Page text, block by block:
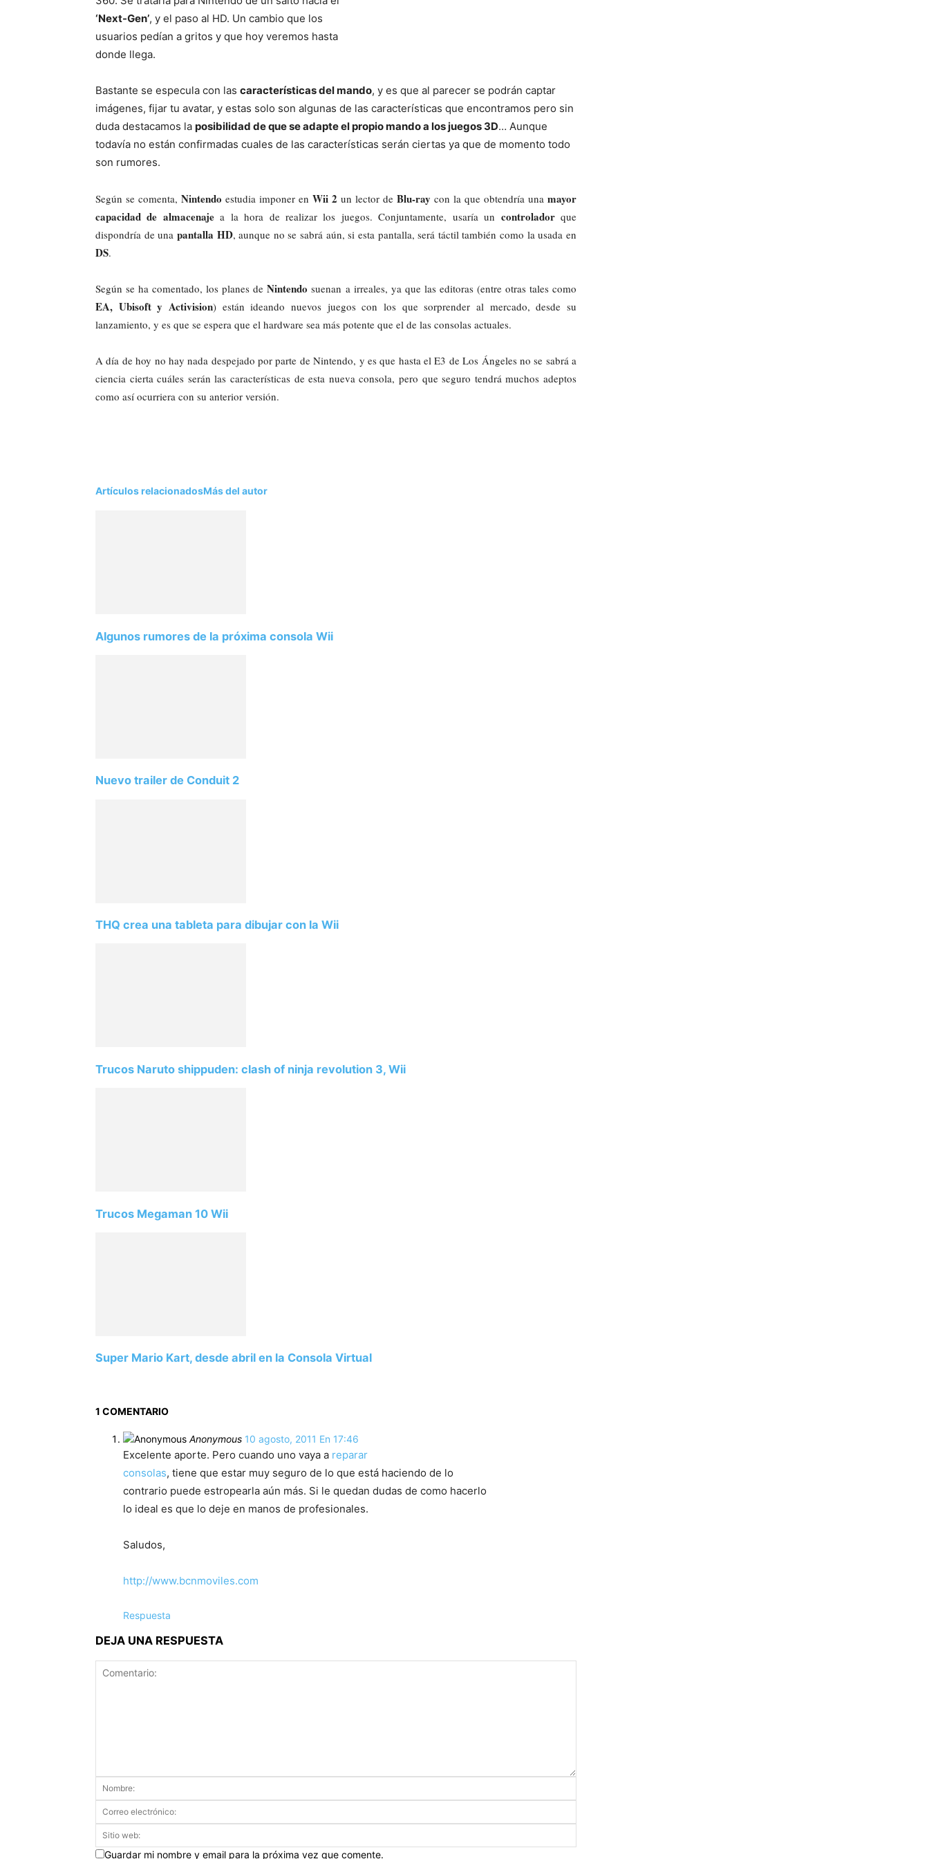
‘Next-Gen’, y el paso al HD. Un cambio que los
usuarios pedían a gritos y que hoy veremos hasta
donde llega.
Bastante se especula con las características del mando, y es que al parecer se podrán captar
imágenes, fijar tu avatar, y estas solo son algunas de las características que encontramos pero sin
duda destacamos la posibilidad de que se adapte el propio mando a los juegos 3D… Aunque
todavía no están confirmadas cuales de las características serán ciertas ya que de momento todo
son rumores.
Según se comenta, Nintendo estudia imponer en Wii 2 un lector de Blu-ray con la que obtendría una mayor
capacidad de almacenajea la hora de realizar los juegos. Conjuntamente, usaría un controladorque
dispondría de una pantalla HD, aunque no se sabrá aún, si esta pantalla, será táctil también como la usada en
DS.
Según se ha comentado, los planes deNintendo suenan a irreales, ya que las editoras (entre otras tales como
EA, Ubisoft y Activision) están ideando nuevos juegos con los que sorprender al mercado, desde su
lanzamiento, y es que se espera que el hardware sea más potente que el de las consolas actuales.
A día de hoy no hay nada despejado por parte de Nintendo, y es que hasta el E3 de Los Ángeles no se sabrá a
ciencia cierta cuáles serán las características de esta nueva consola, pero que seguro tendrá muchos adeptos
como así ocurriera con su anterior versión.
Artículos relacionadosMás del autor
Algunos rumores de la próxima consola Wii
Nuevo trailer de Conduit 2
THQ crea una tableta para dibujar con la Wii
Trucos Naruto shippuden: clash of ninja revolution 3, Wii
Trucos Megaman 10 Wii
Super Mario Kart, desde abril en la Consola Virtual
1 COMENTARIO
Anonymous 10 agosto, 2011 En 17:46
Excelente aporte. Pero cuando uno vaya a reparar
consolas, tiene que estar muy seguro de lo que está haciendo de lo
contrario puede estropearla aún más. Si le quedan dudas de como hacerlo
lo ideal es que lo deje en manos de profesionales.
Saludos,
http://www.bcnmoviles.com
Respuesta
DEJA UNA RESPUESTA
Guardar mi nombre y email para la próxima vez que comente.